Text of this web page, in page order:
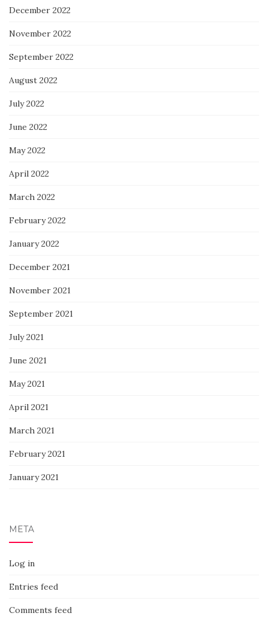
December 2022
November 2022
September 2022
August 2022
July 2022
June 2022
May 2022
April 2022
March 2022
February 2022
January 2022
December 2021
November 2021
September 2021
July 2021
June 2021
May 2021
April 2021
March 2021
February 2021
January 2021
META
Log in
Entries feed
Comments feed